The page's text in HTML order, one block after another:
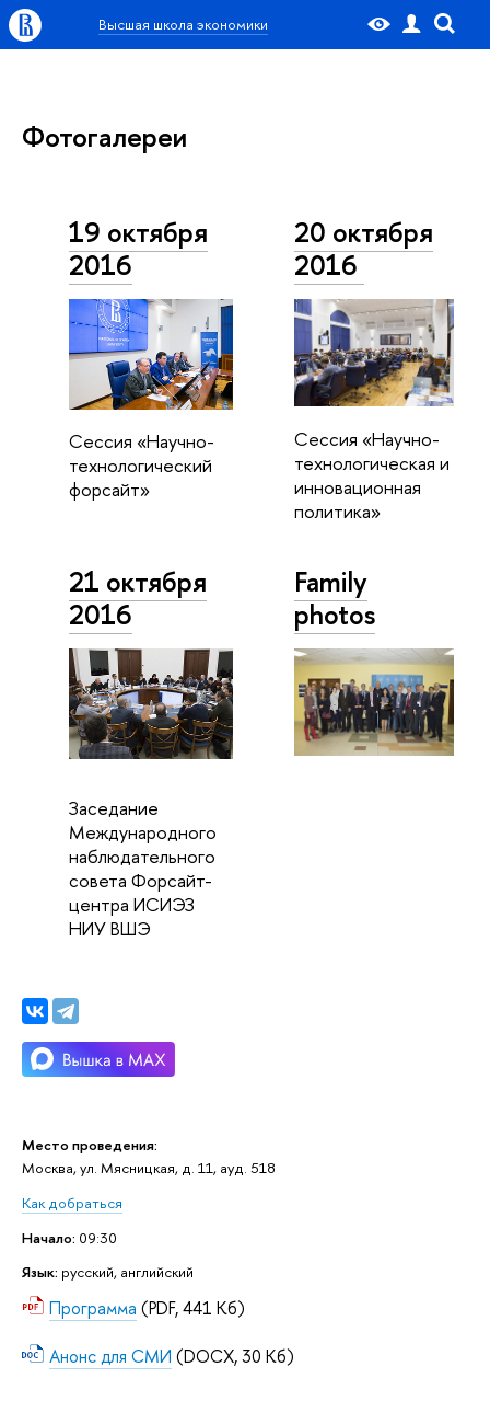
Высшая школа экономики
Место проведения:
Москва, ул. Мясницкая, д. 11, ауд. 518
Как добраться
Начало: 09:30
Язык: русский, английский
Программа (PDF, 441 Кб)
Анонс для СМИ (DOCX, 30 Кб)
Фотогалереи
19 октября
2016
20 октября
2016
Сессия «Научно-
технологический
форсайт»
Сессия «Научно-
технологическая и
инновационная
политика»
21 октября
2016
Family
photos
Заседание
Международного
наблюдательного
совета Форсайт-
центра ИСИЭЗ
НИУ ВШЭ